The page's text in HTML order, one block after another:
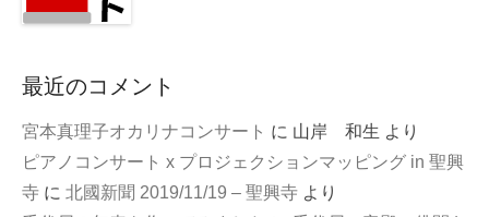
最近のコメント
宮本真理子オカリナコンサート に 山岸 和生 より
ピアノコンサート x プロジェクションマッピング in 聖興
寺 に 北國新聞 2019/11/19 – 聖興寺 より